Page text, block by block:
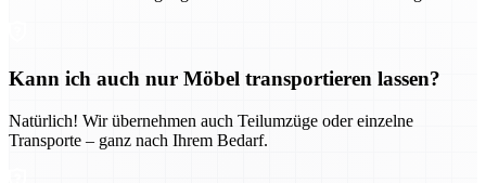
Kann ich auch nur Möbel transportieren lassen?
Natürlich! Wir übernehmen auch Teilumzüge oder einzelne
Transporte – ganz nach Ihrem Bedarf.